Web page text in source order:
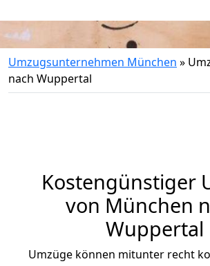
Umzugsunternehmen München »
nach Wuppertal
Kostengünstiger
von München
Wuppertal
Umzüge können mitunter recht